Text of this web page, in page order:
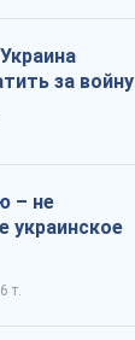
за войну
– не
украинское
т.